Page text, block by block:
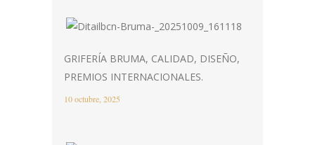
GRIFERÍA BRUMA, CALIDAD, DISEÑO,
PREMIOS INTERNACIONALES.
10 octubre, 2025